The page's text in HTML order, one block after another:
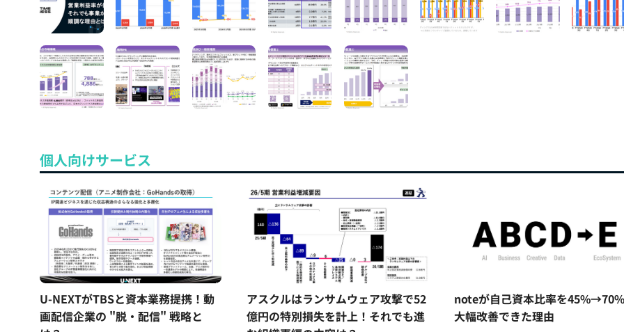
個人向けサービス
U-NEXTがTBSと資本業務提携！動
画配信企業の "脱・配信" 戦略と
アスクルはランサムウェア攻撃で52
億円の特別損失を計上！それでも進
noteが自己資本比率を
大幅改善できた理由